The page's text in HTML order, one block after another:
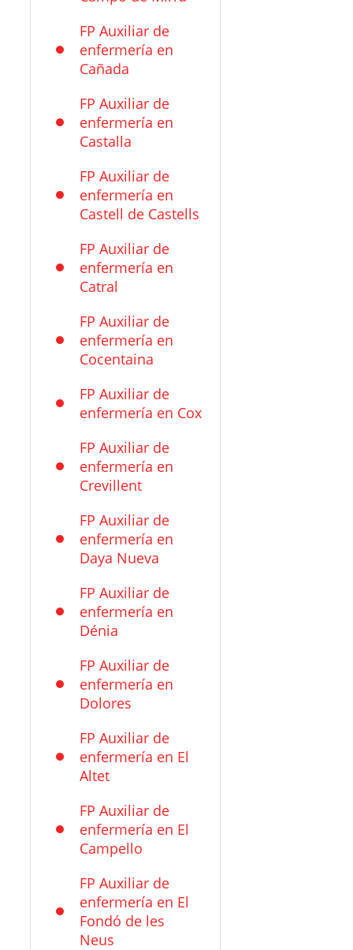
FP Auxiliar de
enfermería en
Cañada
FP Auxiliar de
enfermería en
Castalla
FP Auxiliar de
enfermería en
Castell de Castells
FP Auxiliar de
enfermería en
Catral
FP Auxiliar de
enfermería en
Cocentaina
FP Auxiliar de
enfermería en Cox
FP Auxiliar de
enfermería en
Crevillent
FP Auxiliar de
enfermería en
Daya Nueva
FP Auxiliar de
enfermería en
Dénia
FP Auxiliar de
enfermería en
Dolores
FP Auxiliar de
enfermería en El
Altet
FP Auxiliar de
enfermería en El
Campello
FP Auxiliar de
enfermería en El
Fondó de les
Neus